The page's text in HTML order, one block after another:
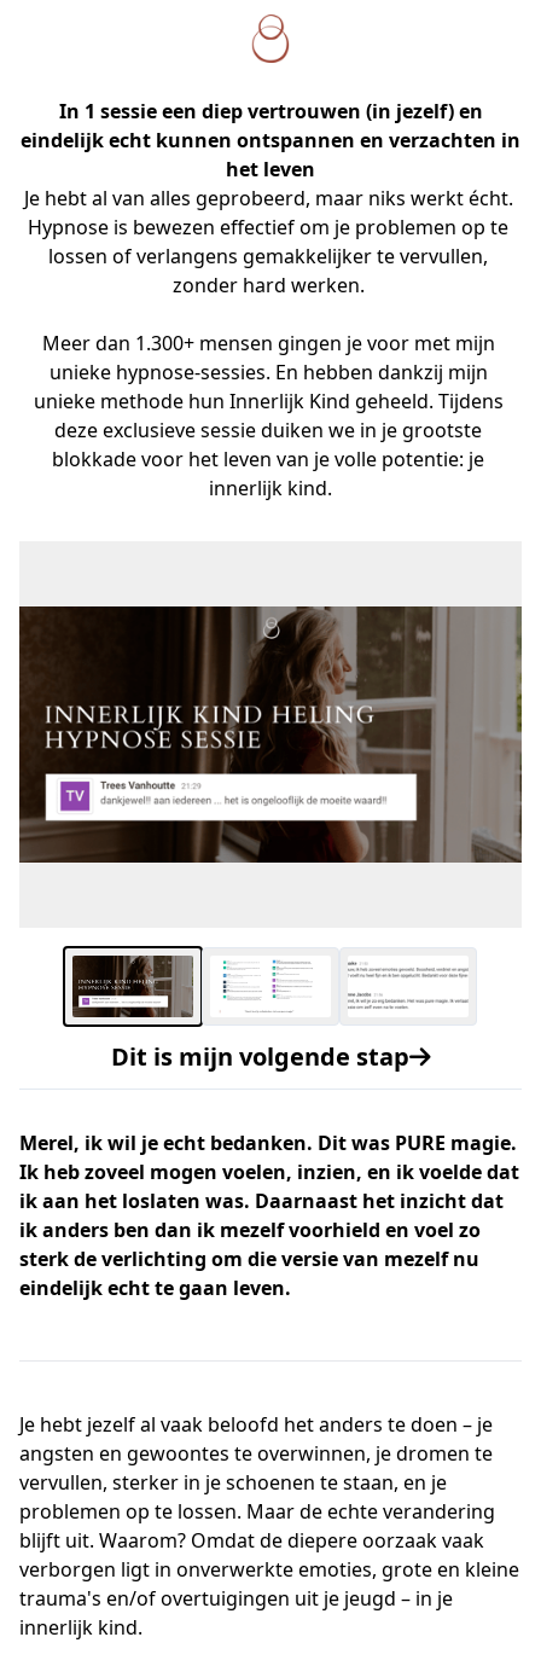
In 1 sessie een diep vertrouwen (in jezelf) en
eindelijk echt kunnen ontspannen en verzachten in
het leven
Je hebt al van alles geprobeerd, maar niks werkt écht.
Hypnose is bewezen effectief om je problemen op te
lossen of verlangens gemakkelijker te vervullen,
zonder hard werken.
Meer dan 1.300+ mensen gingen je voor met mijn
unieke hypnose-sessies. En hebben dankzij mijn
unieke methode hun Innerlijk Kind geheeld. Tijdens
deze exclusieve sessie duiken we in je grootste
blokkade voor het leven van je volle potentie: je
innerlijk kind.
Dit is mijn volgende stap
Merel, ik wil je echt bedanken. Dit was PURE magie.
Ik heb zoveel mogen voelen, inzien, en ik voelde dat
ik aan het loslaten was. Daarnaast het inzicht dat
ik anders ben dan ik mezelf voorhield en voel zo
sterk de verlichting om die versie van mezelf nu
eindelijk echt te gaan leven.
Je hebt jezelf al vaak beloofd het anders te doen – je
angsten en gewoontes te overwinnen, je dromen te
vervullen, sterker in je schoenen te staan, en je
problemen op te lossen. Maar deechteverandering
blijft uit. Waarom? Omdat de diepere oorzaak vaak
verborgen ligt in onverwerkte emoties, grote en kleine
trauma's en/of overtuigingen uit je jeugd – in je
innerlijk kind.